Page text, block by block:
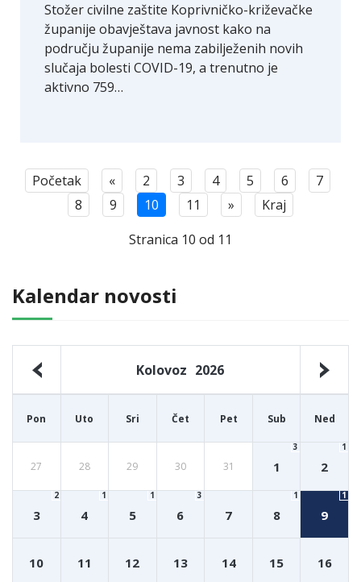
Kalendar novosti
Kolovoz 2026
Pon Uto Sri Čet Pet Sub Ned
27 28 29 30 31 1
3
2
1
3
2
4
1
5
1
6
3
7 8
1
9
1
10 11 12 13 14 15 16
Stožer civilne zaštite Koprivničko-križevačke
županije obavještava javnost kako na
području županije nema zabilježenih novih
slučaja bolesti COVID-19, a trenutno je
aktivno 759…
Početak « 2 3 4 5 6
7
8
9 10 11 »
Kraj
Stranica 10 od 11